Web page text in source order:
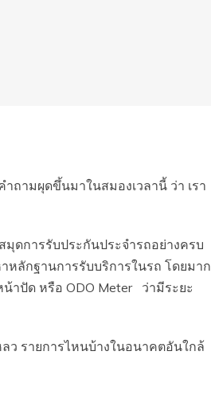
ถามผุดขึ้นมาในสมองเวลานี้ ว่า เรา
มุดการรับประกันประจำรถอย่างครบ
หลักฐานการรับบริการในรถ โดยมาก
าปัด หรือ ODO Meter ว่ามีระยะ
ว รายการไหนบ้างในอนาคตอันใกล้